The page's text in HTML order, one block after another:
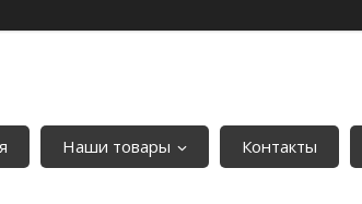
Наши товары Контакты